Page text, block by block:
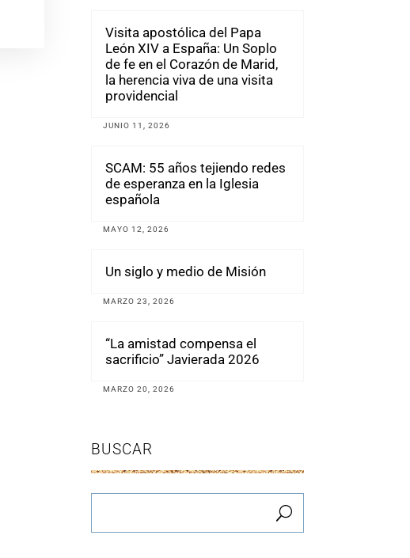
Visita apostólica del Papa
León XIV a España: Un Soplo
de fe en el Corazón de Marid,
la herencia viva de una visita
providencial
JUNIO 11, 2026
SCAM: 55 años tejiendo redes
de esperanza en la Iglesia
española
MAYO 12, 2026
Un siglo y medio de Misión
MARZO 23, 2026
“La amistad compensa el
sacrificio” Javierada 2026
MARZO 20, 2026
BUSCAR